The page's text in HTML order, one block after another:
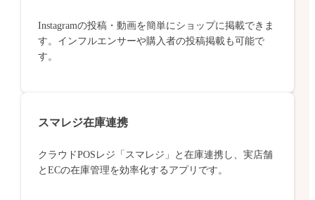
Instagramの投稿・動画を簡単にショップに掲載できま
す。インフルエンサーや購入者の投稿掲載も可能で
す。
スマレジ在庫連携
クラウドPOSレジ「スマレジ」と在庫連携し、実店舗
とECの在庫管理を効率化するアプリです。